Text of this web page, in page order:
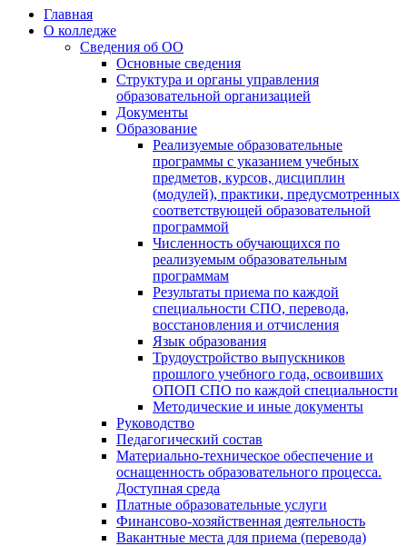
Главная
О колледже
Сведения об ОО
Основные сведения
Структура и органы управления
образовательной организацией
Документы
Образование
Реализуемые образовательные
программы с указанием учебных
предметов, курсов, дисциплин
(модулей), практики, предусмотренных
соответствующей образовательной
программой
Численность обучающихся по
реализуемым образовательным
программам
Результаты приема по каждой
специальности СПО, перевода,
восстановления и отчисления
Язык образования
Трудоустройство выпускников
прошлого учебного года, освоивших
ОПОП СПО по каждой специальности
Методические и иные документы
Руководство
Педагогический состав
Материально-техническое обеспечение и
оснащенность образовательного процесса.
Доступная среда
Платные образовательные услуги
Финансово-хозяйственная деятельность
Вакантные места для приема (перевода)